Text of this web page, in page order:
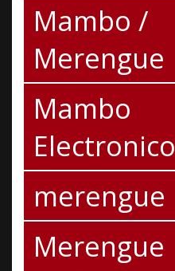
Mambo /
Merengue
Mambo
Electronico
merengue
Merengue